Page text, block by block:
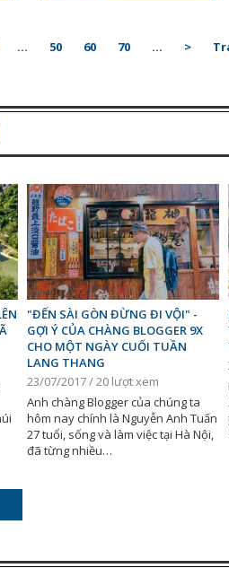
... 50 60 70 ... >
"ĐẾN SÀI GÒN ĐỪNG ĐI VỘI" -
GỢI Ý CỦA CHÀNG BLOGGER 9X
CHO MỘT NGÀY CUỐI TUẦN
LANG THANG
23/07/2017 / 20 lượt xem
Anh chàng Blogger của chúng ta
hôm nay chính là Nguyễn Anh Tuấn
27 tuổi, sống và làm việc tại Hà Nội,
đã từng nhiều…